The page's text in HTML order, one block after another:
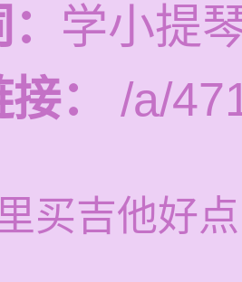
学小提
：
/a/
买吉他好